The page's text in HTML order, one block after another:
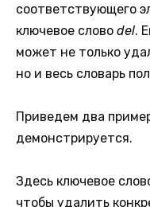
соответствующего
ключевое слово del.
может не только
но и весь словарь
Приведем два
демонстрируется.
Здесь ключевое
чтобы удалить